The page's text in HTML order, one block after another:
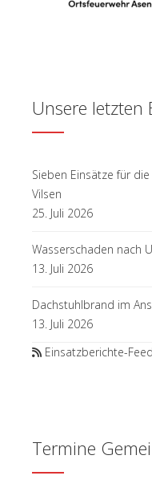
Unsere letzten
Sieben Einsätze für
Vilsen
25. Juli 2026
Wasserschaden nach
13. Juli 2026
Dachstuhlbrand im
13. Juli 2026
Einsatzberichte-Feed
Termine